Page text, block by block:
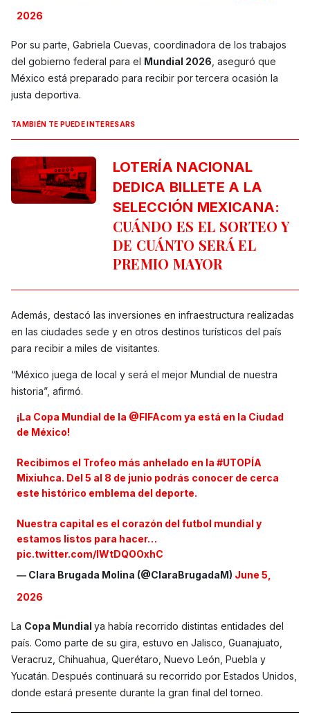
2026
Por su parte, Gabriela Cuevas, coordinadora de los trabajos
del gobierno federal para el Mundial 2026 , aseguró que
México está preparado para recibir por tercera ocasión la
justa deportiva.
TAMBIÉN TE PUEDE INTERESARS
LOTERÍA NACIONAL
DEDICA BILLETE A LA
SELECCIÓN MEXICANA:
CUÁNDO ES EL SORTEO Y
DE CUÁNTO SERÁ EL
PREMIO MAYOR
Además, destacó las inversiones en infraestructura realizadas
en las ciudades sede y en otros destinos turísticos del país
para recibir a miles de visitantes.
“México juega de local y será el mejor Mundial de nuestra
historia”, afirmó.
¡La Copa Mundial de la @FIFAcom ya está en la Ciudad
de México!
Recibimos el Trofeo más anhelado en la#UTOPÍA
Mixiuhca. Del 5 al 8 de junio podrás conocer de cerca
este histórico emblema del deporte.
​Nuestra capital es el corazón del futbol mundial y
estamos listos para hacer…
pic.twitter.com/IWtDQOOxhC
— Clara Brugada Molina (@ClaraBrugadaM) June 5,
2026
La Copa Mundial ya había recorrido distintas entidades del
país. Como parte de su gira, estuvo en Jalisco, Guanajuato,
Veracruz, Chihuahua, Querétaro, Nuevo León, Puebla y
Yucatán. Después continuará su recorrido por Estados Unidos,
donde estará presente durante la gran final del torneo.